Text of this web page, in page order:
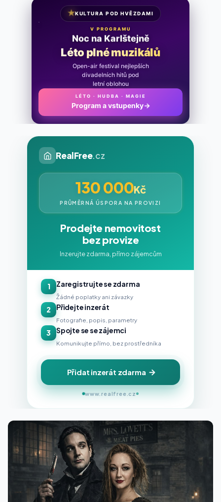
★KULTURA POD HVĚZDAMI
V PROGRAMU
Noc na Karlštejně
Léto plné muzikálů
Open-air festival nejlepších
divadelních hitů pod
letní oblohou
LÉTO · HUDBA · MAGIE
Program a vstupenky →
RealFree.cz
130 000Kč
PRŮMĚRNÁ ÚSPORA NA PROVIZI
Prodejte nemovitost
bez provize
Inzerujte zdarma, přímo zájemcům
1 Zaregistrujte se zdarma
Žádné poplatky ani závazky
2 Přidejte inzerát
Fotografie, popis, parametry
3 Spojte se se zájemci
Komunikujte přímo, bez prostředníka
Přidat inzerát zdarma
www.realfree.cz